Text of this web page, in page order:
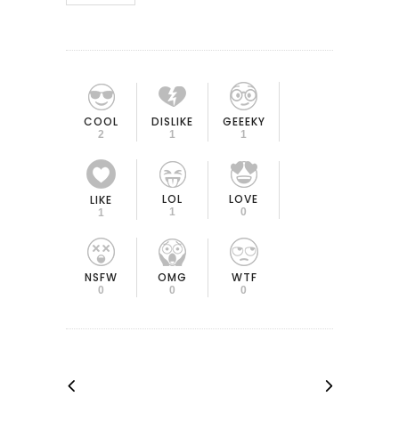
COOL
2
DISLIKE
1
GEEEKY
1
LIKE
1
LOL
1
LOVE
0
NSFW
0
OMG
0
WTF
0